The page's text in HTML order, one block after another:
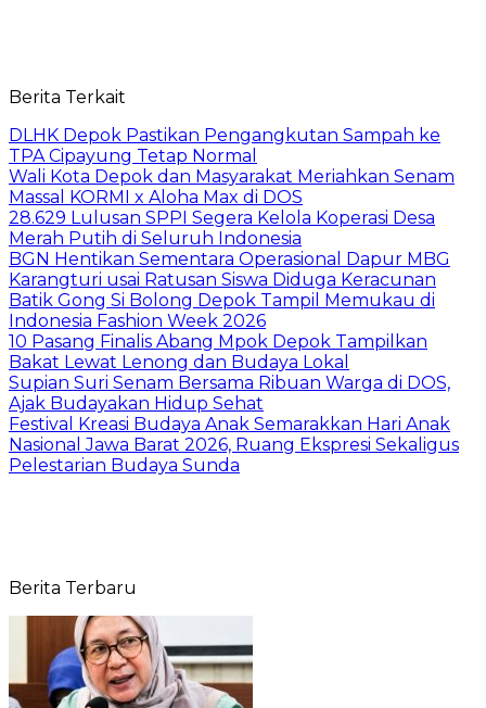
Berita Terkait
DLHK Depok Pastikan Pengangkutan Sampah ke
TPA Cipayung Tetap Normal
Wali Kota Depok dan Masyarakat Meriahkan Senam
Massal KORMI x Aloha Max di DOS
28.629 Lulusan SPPI Segera Kelola Koperasi Desa
Merah Putih di Seluruh Indonesia
BGN Hentikan Sementara Operasional Dapur MBG
Karangturi usai Ratusan Siswa Diduga Keracunan
Batik Gong Si Bolong Depok Tampil Memukau di
Indonesia Fashion Week 2026
10 Pasang Finalis Abang Mpok Depok Tampilkan
Bakat Lewat Lenong dan Budaya Lokal
Supian Suri Senam Bersama Ribuan Warga di DOS,
Ajak Budayakan Hidup Sehat
Festival Kreasi Budaya Anak Semarakkan Hari Anak
Nasional Jawa Barat 2026, Ruang Ekspresi Sekaligus
Pelestarian Budaya Sunda
Berita Terbaru